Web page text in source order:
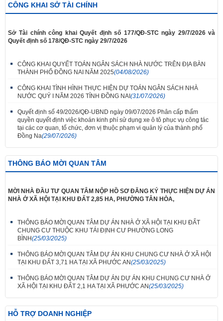
CÔNG KHAI SỞ TÀI CHÍNH
Sở Tài chính công khai Quyết định số 177/QĐ-STC ngày 29/7/2026 và
Quyết định số 178/QĐ-STC ngày 29/7/2026
CÔNG KHAI QUYẾT TOÁN NGÂN SÁCH NHÀ NƯỚC TRÊN ĐỊA BÀN
THÀNH PHỐ ĐỒNG NAI NĂM 2025(04/08/2026)
CÔNG KHAI TÌNH HÌNH THỰC HIỆN DỰ TOÁN NGÂN SÁCH NHÀ
NƯỚC QUÝ I NĂM 2026 TỈNH ĐỒNG NAI(31/07/2026)
Quyết định số 49/2026/QĐ-UBND ngày 09/07/2026 Phân cấp thẩm
quyền quyết định việc khoán kinh phí sử dụng xe ô tô phục vụ công tác
tại các cơ quan, tổ chức, đơn vị thuộc phạm vi quản lý của thành phố
Đồng Na(29/07/2026)
THÔNG BÁO MỜI QUAN TÂM
MỜI NHÀ ĐẦU TƯ QUAN TÂM NỘP HỒ SƠ ĐĂNG KÝ THỰC HIỆN DỰ ÁN
NHÀ Ở XÃ HỘI TẠI KHU ĐẤT 2,85 HA, PHƯỜNG TÂN HÒA,
THÔNG BÁO MỜI QUAN TÂM DỰ ÁN NHÀ Ở XÃ HỘI TẠI KHU ĐẤT
CHUNG CƯ THUỘC KHU TÁI ĐỊNH CƯ PHƯỜNG LONG
BÌNH(25/03/2025)
THÔNG BÁO MỜI QUAN TÂM DỰ ÁN KHU CHUNG CƯ NHÀ Ở XÃ HỘI
TẠI KHU ĐẤT 3,71 HA TẠI XÃ PHƯỚC AN(25/03/2025)
THÔNG BÁO MỜI QUAN TÂM DỰ ÁN DỰ ÁN KHU CHUNG CƯ NHÀ Ở
XÃ HỘI TẠI KHU ĐẤT 2,1 HA TẠI XÃ PHƯỚC AN(25/03/2025)
HỖ TRỢ DOANH NGHIỆP